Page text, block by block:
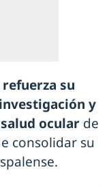
refuerza su
y
ocular de
consolidar su